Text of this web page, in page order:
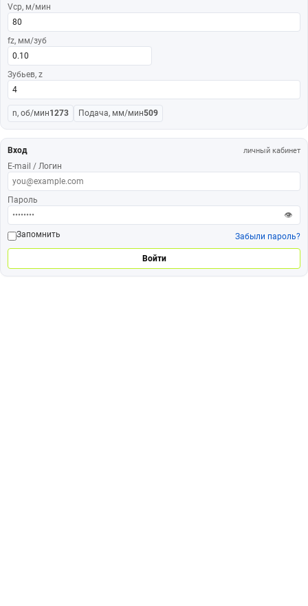
Vср, м/мин
fz, мм/зуб
Зубьев, z
n, об/мин1273 Подача, мм/мин509
Вход личный кабинет
E-mail / Логин
Пароль
👁
Запомнить
Забыли пароль?
Войти